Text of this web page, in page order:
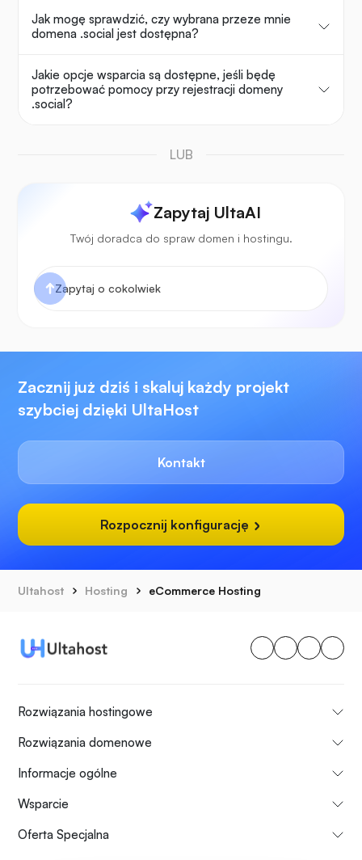
Jak mogę sprawdzić, czy wybrana przeze mnie
domena .social jest dostępna?
Jakie opcje wsparcia są dostępne, jeśli będę
potrzebować pomocy przy rejestracji domeny
.social?
LUB
Zapytaj UltaAI
Twój doradca do spraw domen i hostingu.
Zacznij już dziś i skaluj każdy projekt
szybciej dzięki UltaHost
Kontakt
Rozpocznij konfigurację
Ultahost Hosting eCommerce Hosting
Rozwiązania hostingowe
Rozwiązania domenowe
Informacje ogólne
Wsparcie
Oferta Specjalna